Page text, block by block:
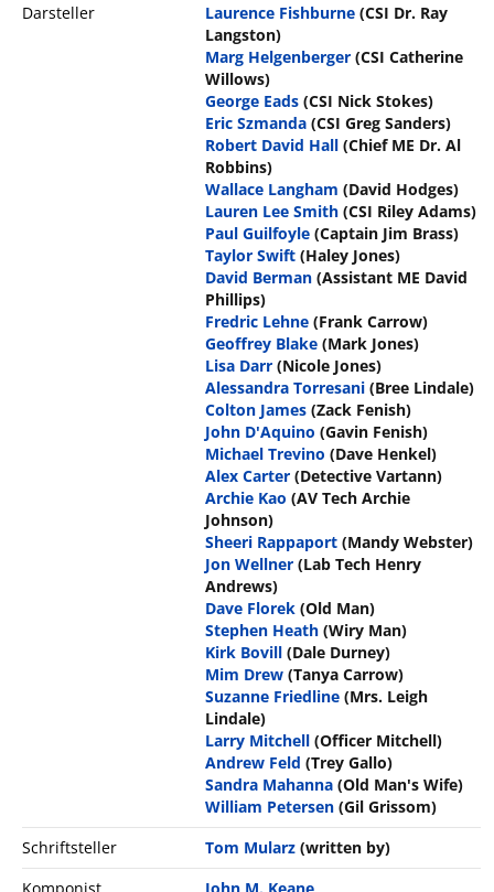
Darsteller
Laurence Fishburne (CSI Dr. Ray
Langston)
Marg Helgenberger (CSI Catherine
Willows)
George Eads (CSI Nick Stokes)
Eric Szmanda (CSI Greg Sanders)
Robert David Hall (Chief ME Dr. Al
Robbins)
Wallace Langham (David Hodges)
Lauren Lee Smith (CSI Riley Adams)
Paul Guilfoyle (Captain Jim Brass)
Taylor Swift (Haley Jones)
David Berman (Assistant ME David
Phillips)
Fredric Lehne (Frank Carrow)
Geoffrey Blake (Mark Jones)
Lisa Darr (Nicole Jones)
Alessandra Torresani (Bree Lindale)
Colton James (Zack Fenish)
John D'Aquino (Gavin Fenish)
Michael Trevino (Dave Henkel)
Alex Carter (Detective Vartann)
Archie Kao (AV Tech Archie
Johnson)
Sheeri Rappaport (Mandy Webster)
Jon Wellner (Lab Tech Henry
Andrews)
Dave Florek (Old Man)
Stephen Heath (Wiry Man)
Kirk Bovill (Dale Durney)
Mim Drew (Tanya Carrow)
Suzanne Friedline (Mrs. Leigh
Lindale)
Larry Mitchell (Officer Mitchell)
Andrew Feld (Trey Gallo)
Sandra Mahanna (Old Man's Wife)
William Petersen (Gil Grissom)
Schriftsteller
Tom Mularz (written by)